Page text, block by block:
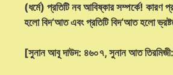
(ধর্মে) প্রতিটি নব আবিষ্কার সম্পর্কে! কারণ
হলো বিদ‘আত এবং প্রতিটি বিদ‘আত হলো
[সুনান আবূ দাউদ: ৪৬০৭, সুনান আত